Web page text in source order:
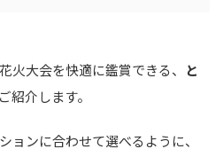
火大会を快適に鑑賞できる、
と
紹介します。
ョンに合わせて選べるように、